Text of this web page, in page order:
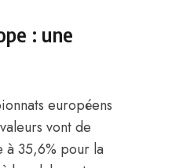
: une
européens
vont de
à 35,6% pour la